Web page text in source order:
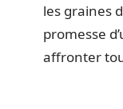
les graines
promesse
affronter